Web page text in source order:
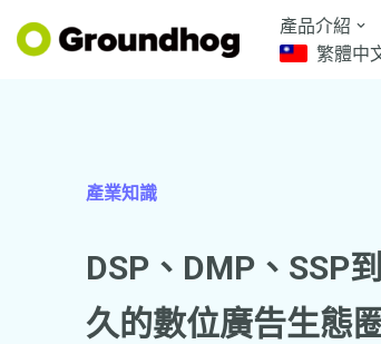
Skip
產品介紹
繁體中
產業知識
DSP、DMP、SSP
久的數位廣告生態圈